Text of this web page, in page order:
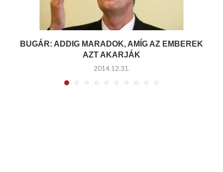
BUGÁR: ADDIG MARADOK, AMÍG AZ EMBEREK
AZT AKARJÁK
2014.12.31.